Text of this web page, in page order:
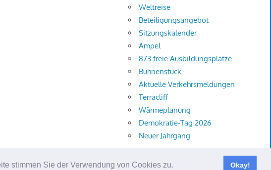
stimmen Sie der Verwendung von Cookies zu. Okay!
Weltreise
Beteiligungsangebot
Sitzungskalender
Ampel
873 freie Ausbildungsplätze
Bühnenstück
Aktuelle Verkehrsmeldungen
Terracliff
Wärmeplanung
Demokratie-Tag 2026
Neuer Jahrgang